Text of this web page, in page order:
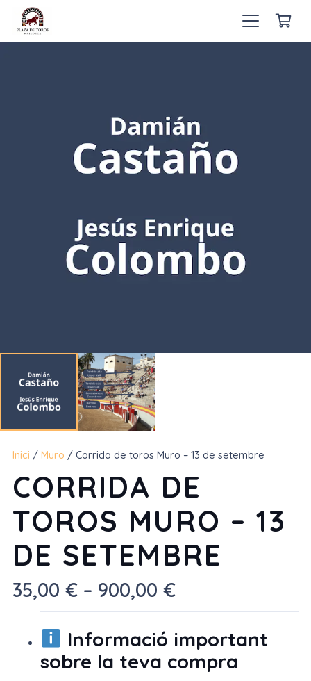
Inici / Muro / Corrida de toros Muro – 13 de setembre
CORRIDA DE
TOROS MURO – 13
DE SETEMBRE
35,00 € – 900,00 €Interval
de
preus:
35,00 €
a
Informació important
sobre la teva compra